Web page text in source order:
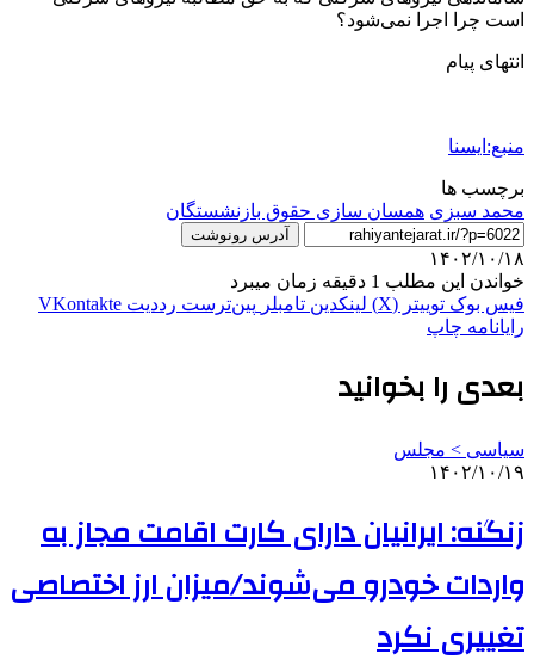
است چرا اجرا نمی‌شود؟
انتهای پیام
منبع:ایسنا
برچسب ها
محمد سبزی همسان سازی حقوق بازنشستگان
آدرس رونوشت
۱۴۰۲/۱۰/۱۸
خواندن این مطلب 1 دقیقه زمان میبرد
فیس بوک توییتر (X) لینکدین ‫تامبلر ‫پین‌ترست ‫رددیت ‫VKontakte
رایانامه چاپ
بعدی را بخوانید
سیاسی > مجلس
۱۴۰۲/۱۰/۱۹
زنگنه: ایرانیان دارای کارت اقامت مجاز به
واردات خودرو می‌شوند/میزان ارز اختصاصی
تغییری نکرد